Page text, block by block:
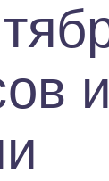
и